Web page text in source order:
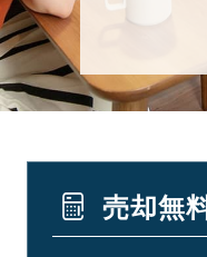
売却無